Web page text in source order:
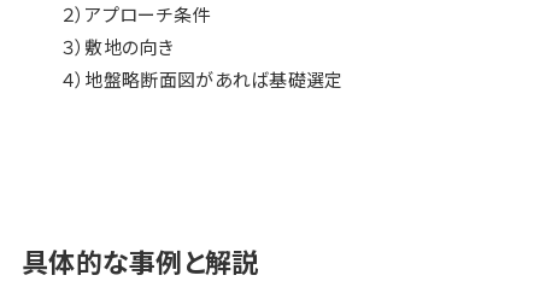
２）アプローチ条件
３）敷地の向き
４）地盤略断面図があれば基礎選定
具体的な事例と解説